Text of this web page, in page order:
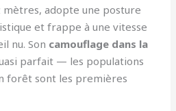
adopte une posture
et frappe à une vitesse
nu. Son camouflage dans la
parfait — les populations
forêt sont les premières